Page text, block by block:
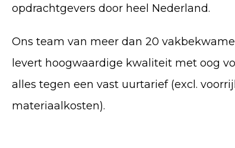
opdrachtgevers door heel Nederland.
Ons team van meer dan 20
levert hoogwaardige kwaliteit met oog
alles tegen een vast uurtarief (excl.
materiaalkosten).